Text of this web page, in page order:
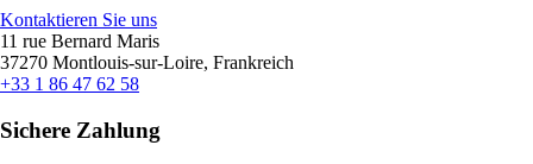
Kontaktieren Sie uns
11 rue Bernard Maris
37270 Montlouis-sur-Loire, Frankreich
+33 1 86 47 62 58
Sichere Zahlung